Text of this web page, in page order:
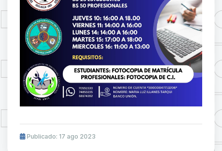
Publicado: 17 ago 2023